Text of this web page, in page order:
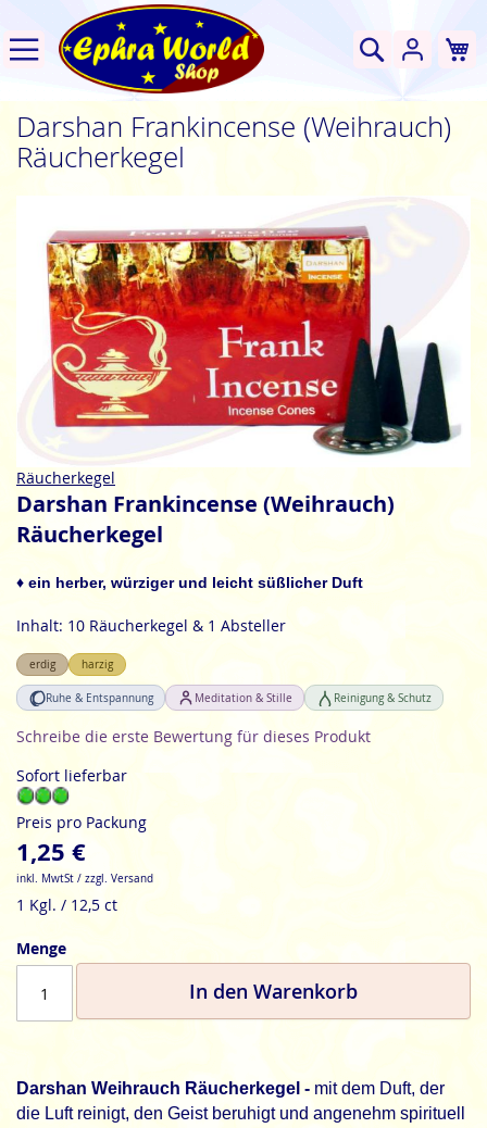
Suche
Darshan Frankincense (Weihrauch)
Räucherkegel
Bildgalerie
springen
Zum
Anfang
Bildgalerie
Räucherkegel
Darshan Frankincense (Weihrauch)
Räucherkegel
♦ ein herber, würziger und leicht süßlicher Duft
Inhalt: 10 Räucherkegel & 1 Absteller
erdig harzig
Ruhe & Entspannung Meditation & Stille Reinigung & Schutz
Schreibe die erste Bewertung für dieses Produkt
Sofort lieferbar
Preis pro Packung
1,25 €
inkl. MwtSt / zzgl. Versand
1 Kgl. / 12,5 ct
Menge
In den Warenkorb
Darshan Weihrauch Räucherkegel - mit dem Duft, der
die Luft reinigt, den Geist beruhigt und angenehm spirituell